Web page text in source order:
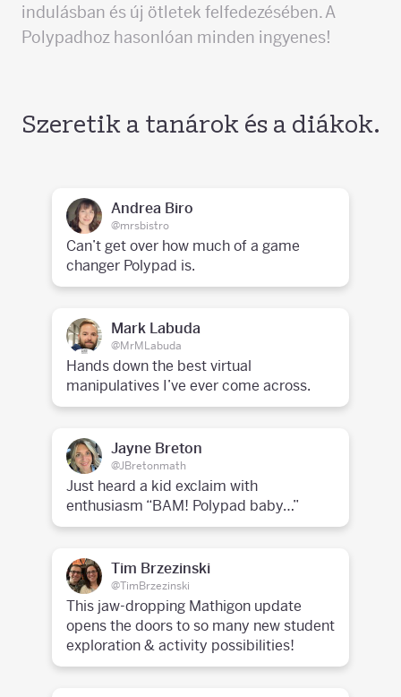
indulásban és új ötletek felfedezésében. A
Polypadhoz hasonlóan minden ingyenes!
Szeretik a tanárok és a diákok.
Andrea Biro
@mrsbistro
Can’t get over how much of a game
changer Polypad is.
Mark Labuda
@MrMLabuda
Hands down the best virtual
manipulatives I’ve ever come across.
Jayne Breton
@JBretonmath
Just heard a kid exclaim with
enthusiasm “BAM! Polypad baby…”
Tim Brzezinski
@TimBrzezinski
This jaw-dropping Mathigon update
opens the doors to so many new student
exploration & activity possibilities!